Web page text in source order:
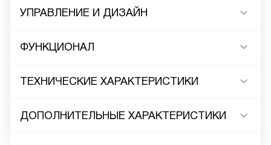
УПРАВЛЕНИЕ И ДИЗАЙН
ФУНКЦИОНАЛ
ТЕХНИЧЕСКИЕ ХАРАКТЕРИСТИКИ
ДОПОЛНИТЕЛЬНЫЕ ХАРАКТЕРИСТИКИ